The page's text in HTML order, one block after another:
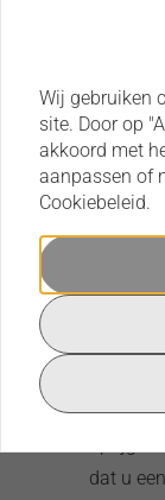
voor
wordt
maakt
de 3e
dat u
Wij gebruiken
site. Door op
akkoord met
aanpassen of
Cookiebeleid.